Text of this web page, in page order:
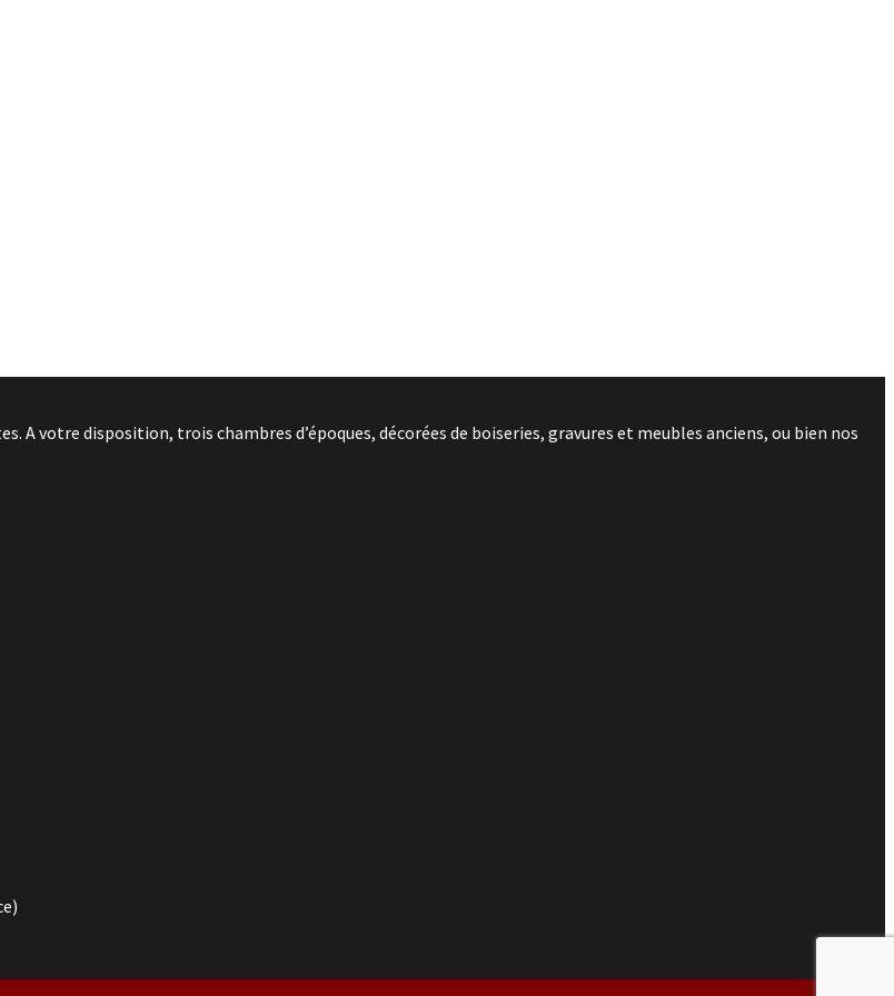
A votre disposition, trois chambres d’époques, décorées de boiseries, gravures et meubles anciens, ou bien nos